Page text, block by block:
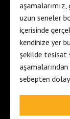
uzun seneler
içerisinde
kendinize yer
şekilde tesisat
sebepten